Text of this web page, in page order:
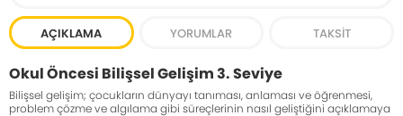
AÇIKLAMA YORUMLAR TAKSIT
Okul Öncesi Bilişsel Gelişim 3. Seviye
Bilişsel gelişim; çocukların dünyayı tanıması, anlaması ve öğrenmesi,
problem çözme ve algılama gibi süreçlerinin nasıl geliştiğini açıklamaya